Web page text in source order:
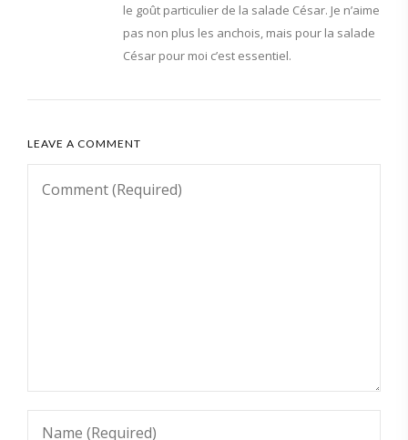
le goût particulier de la salade César. Je n’aime
pas non plus les anchois, mais pour la salade
César pour moi c’est essentiel.
LEAVE A COMMENT